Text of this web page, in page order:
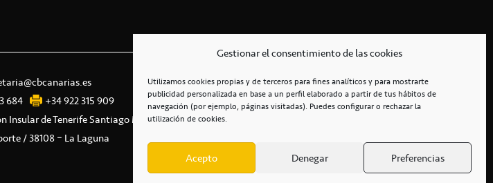
Gestionar el consentimiento de las cookies
Utilizamos cookies propias y de terceros para fines analíticos y para mostrarte
publicidad personalizada en base a un perfil elaborado a partir de tus hábitos de
navegación (por ejemplo, páginas visitadas). Puedes configurar o rechazar la
utilización de cookies.
Acepto Denegar Preferencias
684
+34 922 315 909
Insular de Tenerife Santiago Martín
/ 38108 – La Laguna